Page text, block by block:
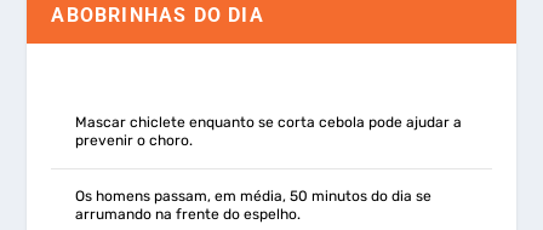
ABOBRINHAS DO DIA
Mascar chiclete enquanto se corta cebola pode ajudar a
prevenir o choro.
Os homens passam, em média, 50 minutos do dia se
arrumando na frente do espelho.